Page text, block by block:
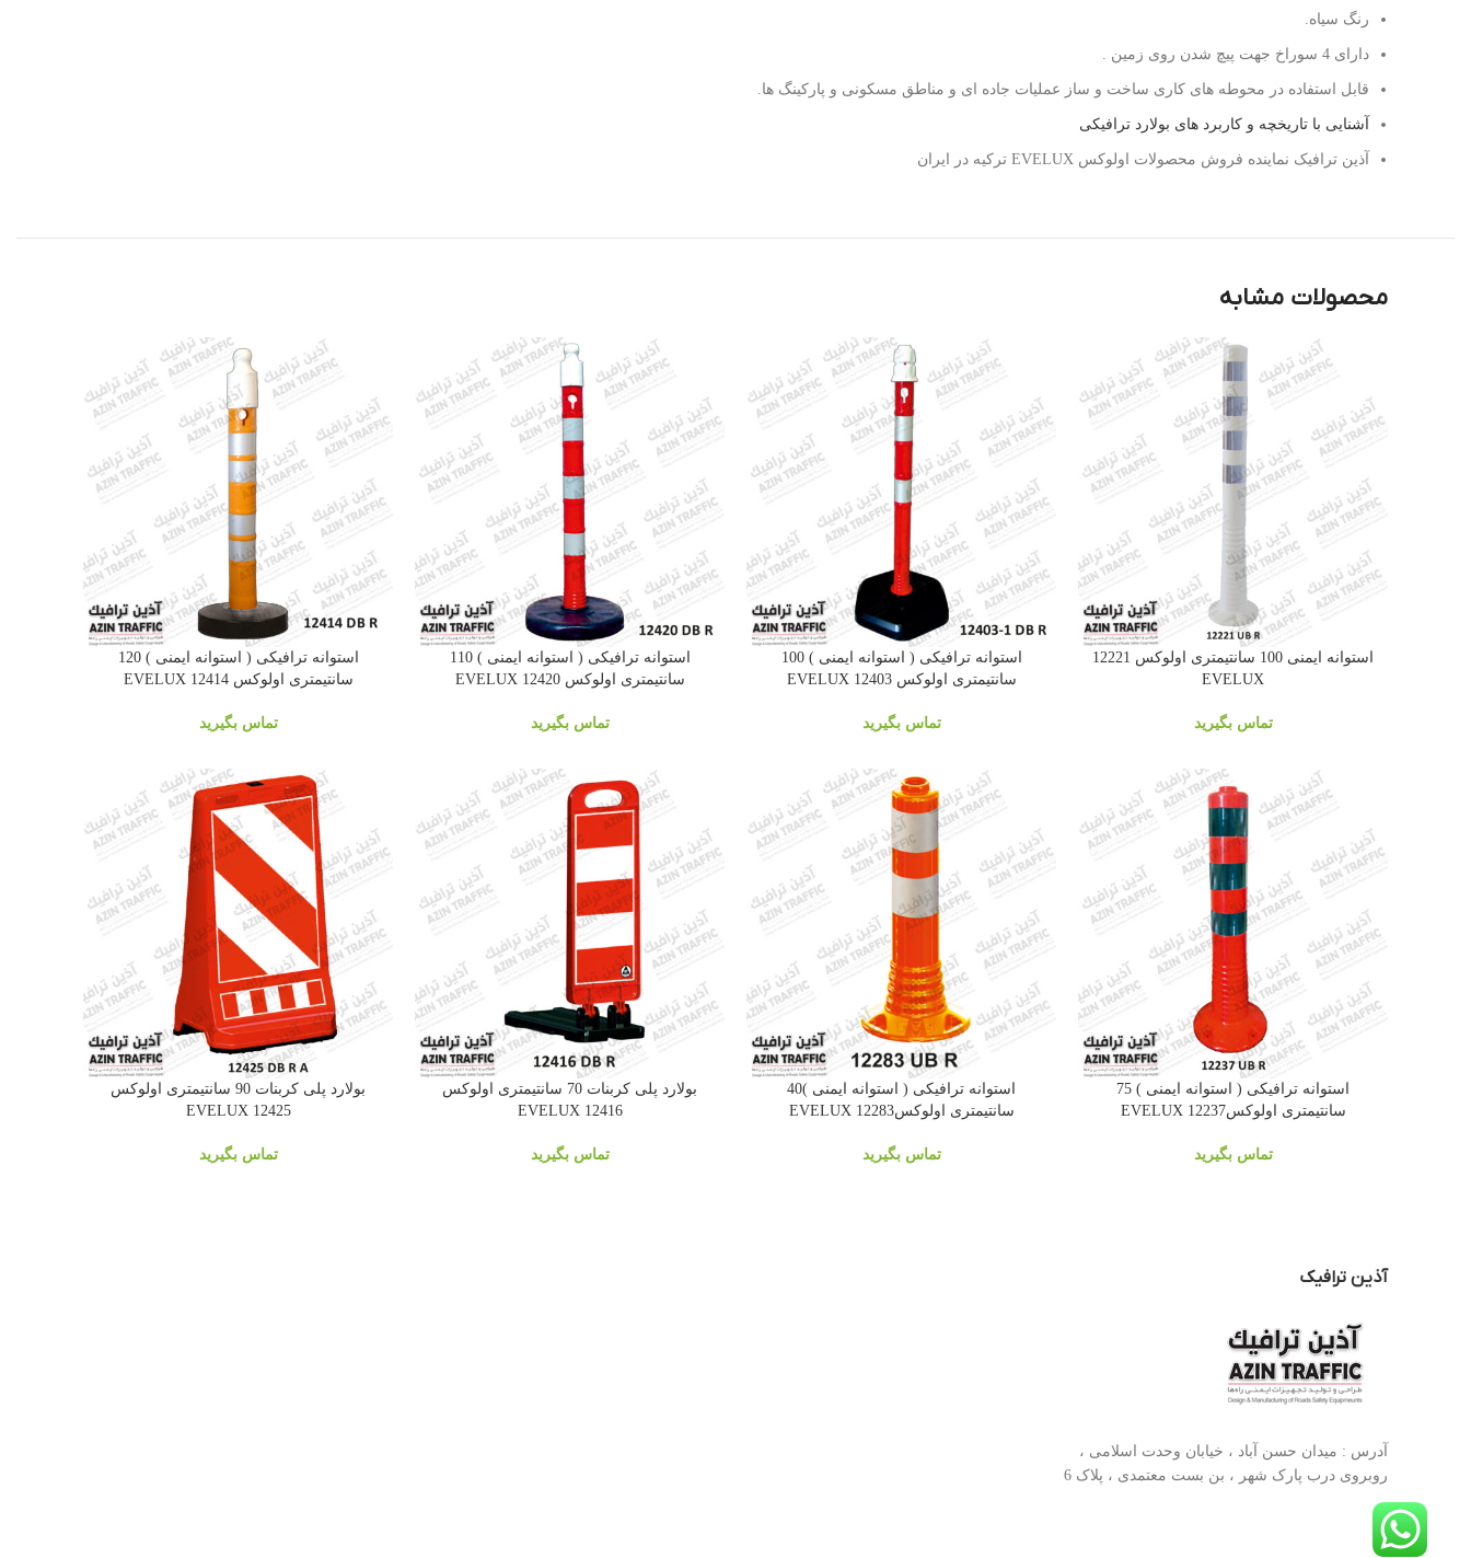
رنگ سیاه.
دارای 4 سوراخ جهت پیچ شدن روی زمین .
قابل استفاده در محوطه های کاری ساخت و ساز عملیات جاده ای و مناطق مسکونی و پارکینگ ها.
آشنایی با تاریخچه و کاربرد های بولارد ترافیکی
آذین ترافیک نماینده فروش محصولات اولوکس EVELUX ترکیه در ایران
محصولات مشابه
استوانه ایمنی 100 سانتیمتری اولوکس 12221
EVELUX
تماس بگیرید
استوانه ترافیکی ( استوانه ایمنی ) 100
سانتیمتری اولوکس EVELUX 12403
تماس بگیرید
استوانه ترافیکی ( استوانه ایمنی ) 110
سانتیمتری اولوکس EVELUX 12420
تماس بگیرید
استوانه ترافیکی ( استوانه ایمنی ) 120
سانتیمتری اولوکس EVELUX 12414
تماس بگیرید
استوانه ترافیکی ( استوانه ایمنی ) 75
سانتیمتری اولوکس12237 EVELUX
تماس بگیرید
استوانه ترافیکی ( استوانه ایمنی )40
سانتیمتری اولوکس12283 EVELUX
تماس بگیرید
بولارد پلی کربنات 70 سانتیمتری اولوکس
EVELUX 12416
تماس بگیرید
بولارد پلی کربنات 90 سانتیمتری اولوکس
EVELUX 12425
تماس بگیرید
آذین ترافیک
آدرس : میدان حسن آباد ، خیابان وحدت اسلامی ،
روبروی درب پارک شهر ، بن بست معتمدی ، پلاک 6